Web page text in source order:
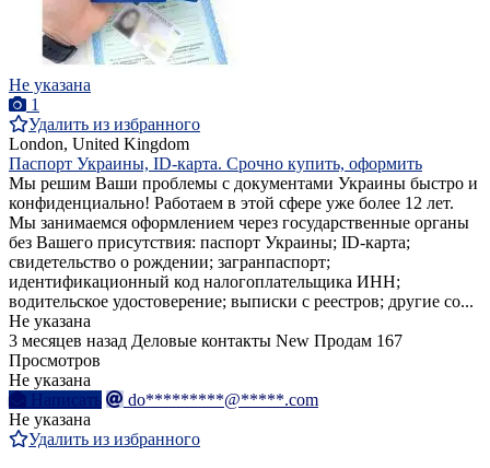
Не указана
1
Удалить из избранного
London, United Kingdom
Паспорт Украины, ID-карта. Срочно купить, оформить
Мы решим Ваши проблемы с документами Украины быстро и
конфиденциально! Работаем в этой сфере уже более 12 лет.
Мы занимаемся оформлением через государственные органы
без Вашего присутствия: паспорт Украины; ID-карта;
свидетельство о рождении; загранпаспорт;
идентификационный код налогоплательщика ИНН;
водительское удостоверение; выписки с реестров; другие со...
Не указана
3 месяцев назад Деловые контакты New Продам 167
Просмотров
Не указана
Написать
do*********@*****.com
Не указана
Удалить из избранного